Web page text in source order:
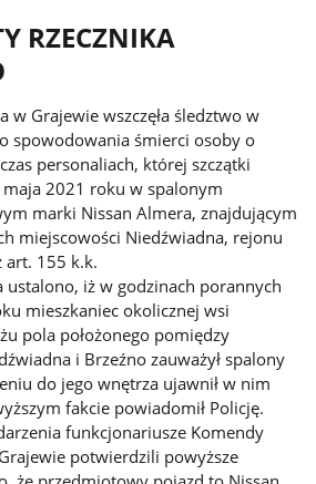
RZECZNIKA
w Grajewie wszczęła śledztwo w
spowodowania śmierci osoby o
personaliach, której szczątki
2021 roku w spalonym
marki Nissan Almera, znajdującym
miejscowości Niedźwiadna, rejonu
art. 155 k.k.
iż w godzinach porannych
mieszkaniec okolicznej wsi
pola położonego pomiędzy
i Brzeźno zauważył spalony
do jego wnętrza ujawnił w nim
fakcie powiadomił Policję.
funkcjonariusze Komendy
potwierdzili powyższe